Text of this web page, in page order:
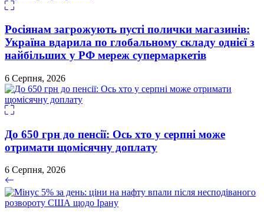
Росіянам загрожують пусті полички магазинів:
Україна вдарила по глобальному складу однієї з
найбільших у РФ мереж супермаркетів
6 Серпня, 2026
До 650 грн до пенсії: Ось хто у серпні може
отримати щомісячну доплату
6 Серпня, 2026